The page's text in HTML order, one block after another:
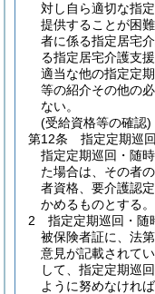
対し自ら適切な指
提供することが困
者に係る指定居宅
る指定居宅介護支
適当な他の指定定
等の紹介その他の
ない。
(受給資格等の確認)
第12条
指定定期巡
指定定期巡回・随
た場合は、その者
者資格、要介護認
かめるものとする。
2
指定定期巡回・随
被保険者証に、法
意見が記載されて
して、指定定期巡
ように努めなければ